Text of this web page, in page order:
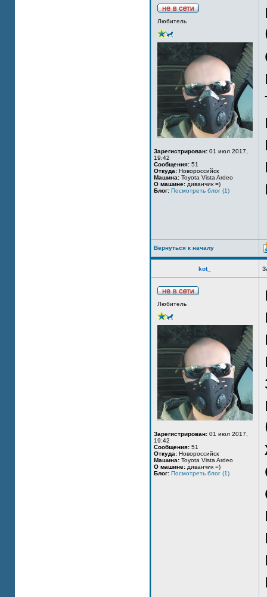
Любитель
Зарегистрирован: 01 июл 2017,
19:42
Сообщения: 51
Откуда: Новороссийск
Машина: Toyota Vista Ardeo
О машине: диванчик =)
Блог: Посмотреть блог (1)
Вернуться к началу
kot_
Любитель
Зарегистрирован: 01 июл 2017,
19:42
Сообщения: 51
Откуда: Новороссийск
Машина: Toyota Vista Ardeo
О машине: диванчик =)
Блог: Посмотреть блог (1)